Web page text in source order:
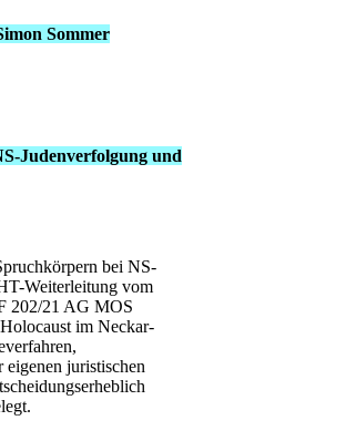
Sommer
Judenverfolgung und
bei NS-
Weiterleitung vom
202/21 AG MOS
im Neckar-
eigenen juristischen